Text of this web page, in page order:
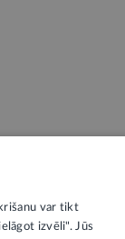
var tikt
izvēli". Jūs